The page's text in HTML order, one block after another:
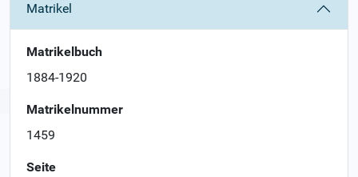
Matrikel
Matrikelbuch
1884-1920
Matrikelnummer
1459
Seite